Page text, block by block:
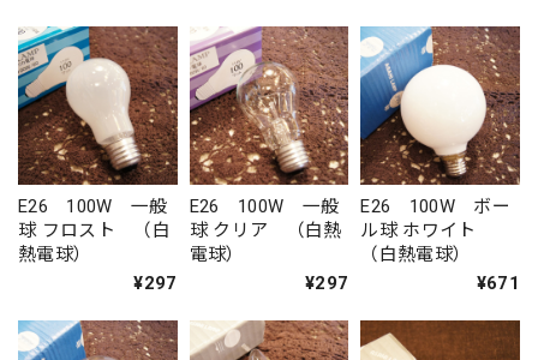
E26 100W 一般
球 フロスト （白
熱電球）
¥297
E26 100W 一般
球 クリア （白熱
電球）
¥297
E26 100W ボー
ル球 ホワイト
（白熱電球）
¥671